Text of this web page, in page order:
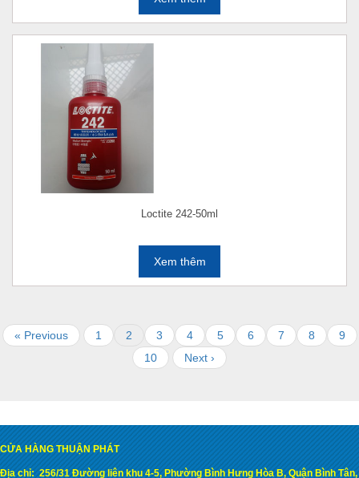
Loctite 242-50ml
Xem thêm
« Previous 1 2 3 4 5 6 7 8
9
10
Next ›
CỬA HÀNG THUẬN PHÁT
Địa chỉ:256/31 Đường liên khu 4-5, Phường Bình Hưng Hòa B, Quận Bình Tân,